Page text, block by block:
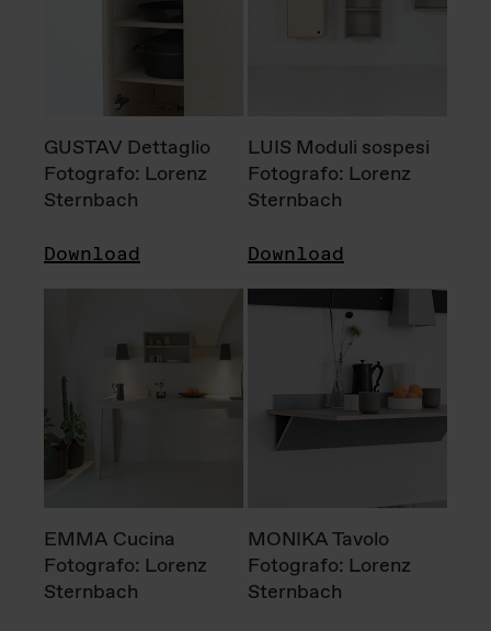
GUSTAV Dettaglio
Fotografo: Lorenz
Sternbach
Download
LUIS Moduli sospesi
Fotografo: Lorenz
Sternbach
Download
EMMA Cucina
Fotografo: Lorenz
Sternbach
MONIKA Tavolo
Fotografo: Lorenz
Sternbach